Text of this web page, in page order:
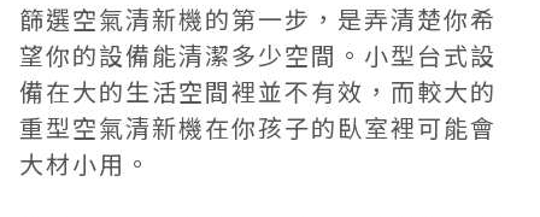
篩選空氣清新機的第一步，是弄清楚你希
望你的設備能清潔多少空間。小型台式設
備在大的生活空間裡並不有效，而較大的
重型空氣清新機在你孩子的臥室裡可能會
大材小用。